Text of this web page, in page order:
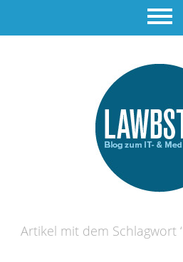
Artikel mit dem Schlagwort ‘